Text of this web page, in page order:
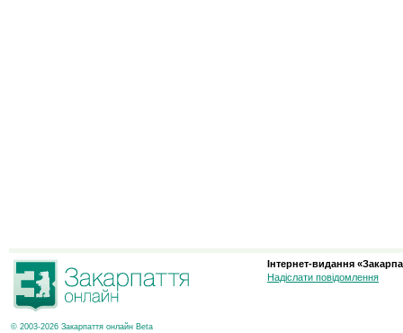
© 2003-2026 Закарпаття онлайн Beta
Інтернет-видання
Надіслати повідомлення